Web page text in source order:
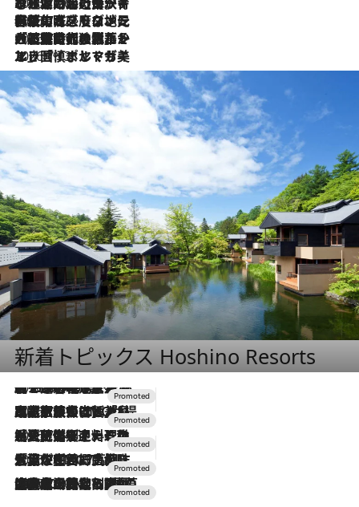
2026.7.22
伝統の味をモダンに昇華。高感度な地元客が集う、リスボンの最旬ガストロノミー
2026.7.21
大航海時代の栄華から、震災、独裁、そして革命へ。ポルトガル・首都リスボンの石畳に刻まれた「歴史の光と影」
2026.7.13
エッセイ・ヤマザキマリ「慎ましくも美しき国 ポルトガル」
新着トピックス Hoshino Resorts
2026.8.7
【トンボの足水浴】ヒノキの香りに包まれて涼感マックス！約13℃の湧水かけ流しを避暑地「星野温泉 トンボの湯」で体験
2026.7.31
【ホテル帰省】という選択肢をOMOが提案。家族とほどよい距離を保つには「昼は実家、夜は気兼ねなくホテルで！」
2026.7.24
【夏限定ディナーコース】旬を迎える稚鮎や花ズッキーニなどをイタリア・トスカーナの郷土料理の手法で満喫！
2026.7.17
「土佐和ハーブかき氷」がOMO7高知に登場！生姜、山椒、大葉など目にも舌にも涼を呼ぶ郷土の味
2026.7.10
NEW OPEN！【界 草津】名湯の地に誕生。趣の異なる2種の温泉と上州ならではの会席・蕎麦割烹など美食を味わう究極の癒やし旅